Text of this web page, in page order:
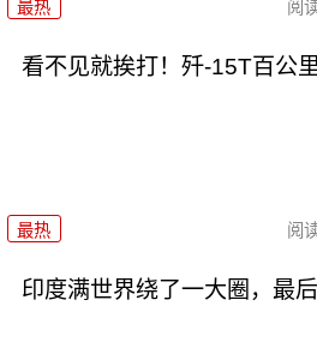
最热 阅
看不见就挨打！歼-15T百公
最热 阅
印度满世界绕了一大圈，最